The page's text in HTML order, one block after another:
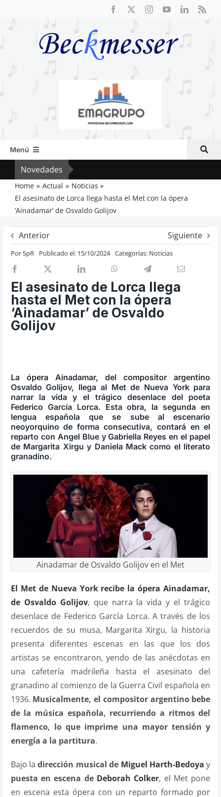
Menú
Inicio
Actual
Artículos
Previos de ópera
Entrevistas
Recomendación
Cosas de Beckmesser
Nosotros y privacidad
Buscar:
Novedades
Home Actual
Noticias
El asesinato de Lorca llega hasta el Met con la ópera
‘Ainadamar’ de Osvaldo Golijov
Anterior Siguiente
PorSpR Publicado el: 15/10/2024 Categorías: Noticias
El asesinato de Lorca llega
hasta el Met con la ópera
‘Ainadamar’ de Osvaldo
Golijov
La ópera Ainadamar, del compositor argentino
Osvaldo Golijov, llega al Met de Nueva York para
narrar la vida y el trágico desenlace del poeta
Federico García Lorca. Esta obra, la segunda en
lengua española que se sube al escenario
neoyorquino de forma consecutiva, contará en el
reparto con Angel Blue y Gabriella Reyes en el papel
de Margarita Xirgu y Daniela Mack como el literato
granadino.
Ainadamar de Osvaldo Golijov en el Met
El Met de Nueva York recibe la ópera Ainadamar,
de Osvaldo Golijov, que narra la vida y el trágico
desenlace de Federico García Lorca. A través de los
recuerdos de su musa, Margarita Xirgu, la historia
presenta diferentes escenas en las que los dos
artistas se encontraron, yendo de las anécdotas en
una cafetería madrileña hasta el asesinato del
granadino al comienzo de la Guerra Civil española en
1936. Musicalmente, el compositor argentino bebe
de la música española, recurriendo a ritmos del
flamenco, lo que imprime una mayor tensión y
energía a la partitura.
Bajo ladirección musical de Miguel Harth-Bedoya y
puesta en escena de Deborah Colker, el Met pone
en escena esta ópera con un reparto formado por